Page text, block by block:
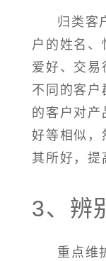
归类客
户的姓名
爱好、交易
不同的客户
的客户对产
好等相似，
其所好，提
3、辨
重点维